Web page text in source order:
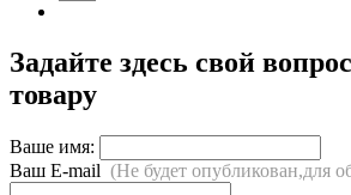
Задайте здесь свой
товару
Ваше имя:
Ваш E-mail (Не будет опубликован,для